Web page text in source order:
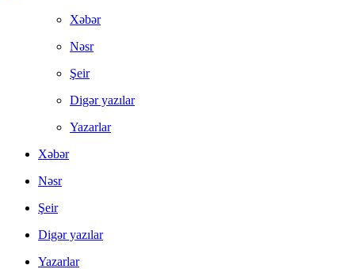
Xəbər
Nəsr
Şeir
Digər yazılar
Yazarlar
Xəbər
Nəsr
Şeir
Digər yazılar
Yazarlar